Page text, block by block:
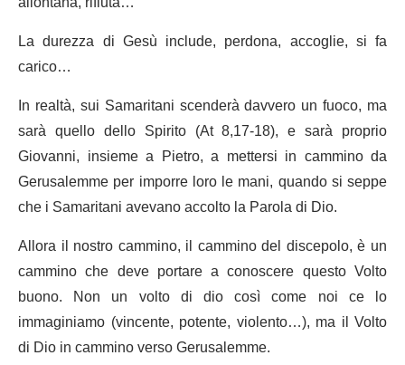
La durezza di Gesù include, perdona, accoglie, si fa
carico…
In realtà, sui Samaritani scenderà davvero un fuoco, ma
sarà quello dello Spirito (At 8,17-18), e sarà proprio
Giovanni, insieme a Pietro, a mettersi in cammino da
Gerusalemme per imporre loro le mani, quando si seppe
che i Samaritani avevano accolto la Parola di Dio.
Allora il nostro cammino, il cammino del discepolo, è un
cammino che deve portare a conoscere questo Volto
buono. Non un volto di dio così come noi ce lo
immaginiamo (vincente, potente, violento…), ma il Volto
di Dio in cammino verso Gerusalemme.